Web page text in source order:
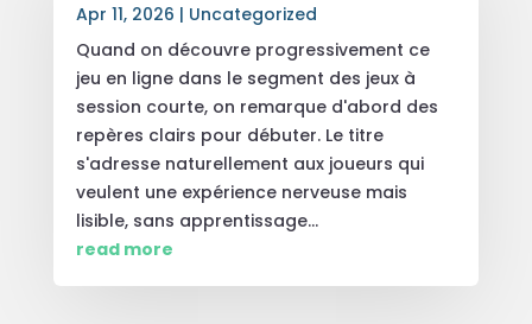
Apr 11, 2026 | Uncategorized
Quand on découvre progressivement ce
jeu en ligne dans le segment des jeux à
session courte, on remarque d'abord des
repères clairs pour débuter. Le titre
s'adresse naturellement aux joueurs qui
veulent une expérience nerveuse mais
lisible, sans apprentissage...
read more